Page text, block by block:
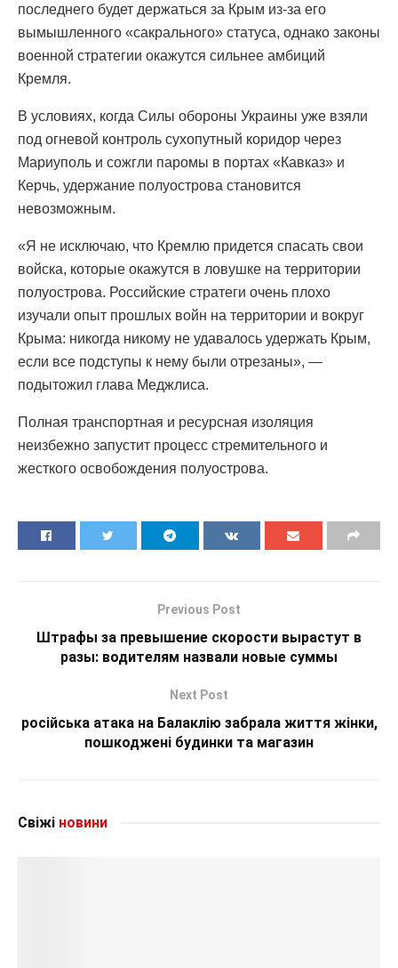
последнего будет держаться за Крым из-за его
вымышленного «сакрального» статуса, однако законы
военной стратегии окажутся сильнее амбиций
Кремля.
В условиях, когда Силы обороны Украины уже взяли
под огневой контроль сухопутный коридор через
Мариуполь и сожгли паромы в портах «Кавказ» и
Керчь, удержание полуострова становится
невозможным.
«Я не исключаю, что Кремлю придется спасать свои
войска, которые окажутся в ловушке на территории
полуострова. Российские стратеги очень плохо
изучали опыт прошлых войн на территории и вокруг
Крыма: никогда никому не удавалось удержать Крым,
если все подступы к нему были отрезаны», —
подытожил глава Меджлиса.
Полная транспортная и ресурсная изоляция
неизбежно запустит процесс стремительного и
жесткого освобождения полуострова.
Previous Post
Штрафы за превышение скорости вырастут в
разы: водителям назвали новые суммы
Next Post
російська атака на Балаклію забрала життя жінки,
пошкоджені будинки та магазин
Свіжі новини